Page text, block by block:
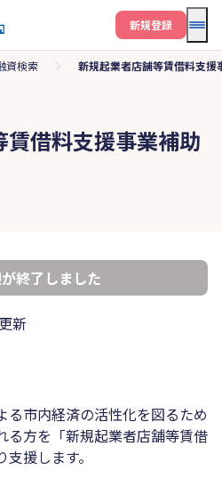
メ
新規登録
資検索 新規起業者店舗等賃借料支援
借料支援事業補助
終了しました
新
る市内経済の活性化を図るため
る方を「新規起業者店舗等賃借
援します。